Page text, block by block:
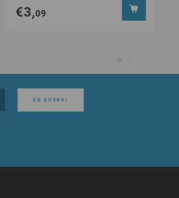
€3,09
EU QUERO!